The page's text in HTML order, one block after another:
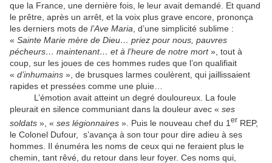
que la France, une dernière fois, le leur avait demandé. Et quand
le prêtre, après un arrêt, et la voix plus grave encore, prononça
les derniers mots de l’Ave Maria, d’une simplicité sublime :
« Sainte Marie mère de Dieu… priez pour nous, pauvres
pécheurs… maintenant… et à l’heure de notre mort», tout à
coup, sur les joues de ces hommes rudes que l’on qualifiait
« d’inhumains », de brusques larmes coulèrent, qui jaillissaient
rapides et pressées comme une pluie…
L’émotion avait atteint un degré douloureux. La foule
pleurait en silence communiant dans la douleur avec « ses
soldats », « ses légionnaires ». Puis le nouveau chef du 1 er REP,
le Colonel Dufour, s’avança à son tour pour dire adieu à ses
hommes. Il énuméra les noms de ceux qui ne feraient plus le
chemin, tant rêvé, du retour dans leur foyer. Ces noms qui,